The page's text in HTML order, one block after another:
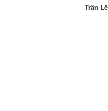
Trần